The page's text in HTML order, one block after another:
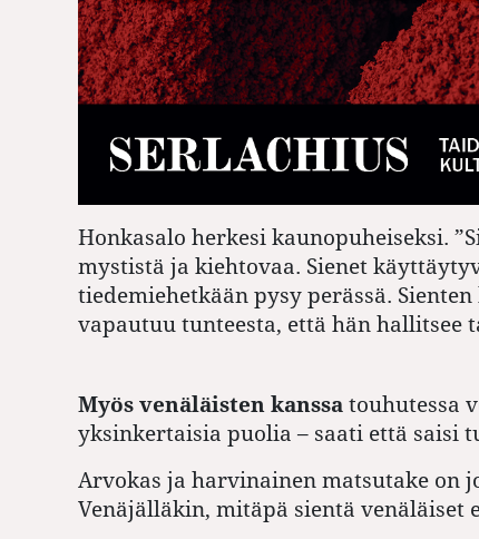
Honkasalo herkesi kaunopuheiseksi.
mystistä ja kiehtovaa. Sienet
tiedemiehetkään pysy perässä.
vapautuu tunteesta, että hän hallitsee
Myös venäläisten kanssa touhutessa
yksinkertaisia puolia – saati että saisi
Arvokas ja harvinainen matsutake on
Venäjälläkin, mitäpä sientä venäläiset